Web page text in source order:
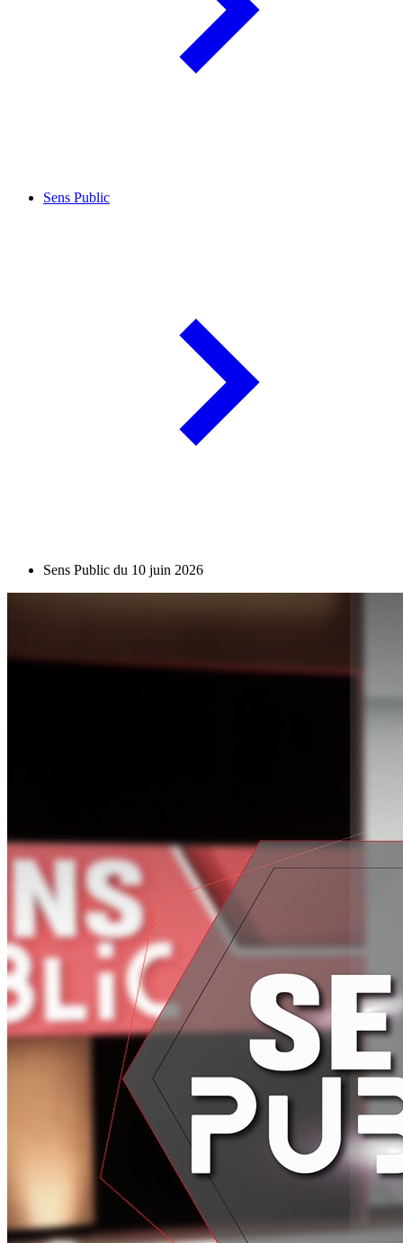
Sens Public
Sens Public du 10 juin 2026